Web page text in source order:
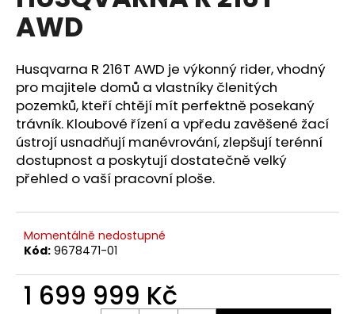
0,0
z
hvězdiček.
AWD
Husqvarna R 216T AWD je výkonný rider, vhodný
pro majitele domů a vlastníky členitých
pozemků, kteří chtějí mít perfektně posekaný
trávník. Kloubové řízení a vpředu zavěšené žací
ústrojí usnadňují manévrování, zlepšují terénní
dostupnost a poskytují dostatečně velký
přehled o vaší pracovní ploše.
Momentálně nedostupné
Kód: 9678471-01
1 699 999 Kč
a
j
í
t
?
HLEDAT
D
o
p